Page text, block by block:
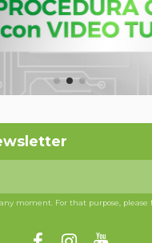
moment. For that purpose,